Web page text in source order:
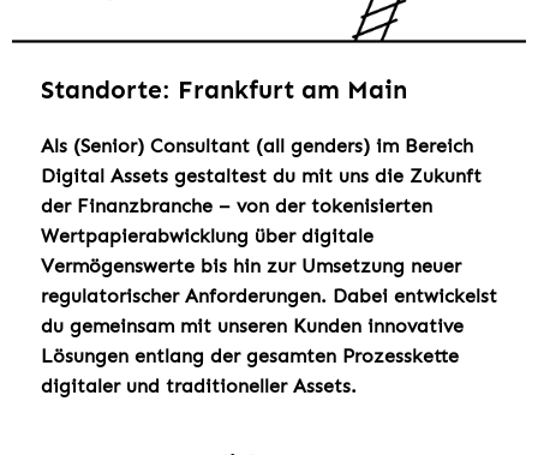
Standorte: Frankfurt am Main
Als (Senior) Consultant (all genders) im Bereich
Digital Assets gestaltest du mit uns die Zukunft
der Finanzbranche – von der tokenisierten
Wertpapierabwicklung über digitale
Vermögenswerte bis hin zur Umsetzung neuer
regulatorischer Anforderungen. Dabei entwickelst
du gemeinsam mit unseren Kunden innovative
Lösungen entlang der gesamten Prozesskette
digitaler und traditioneller Assets.